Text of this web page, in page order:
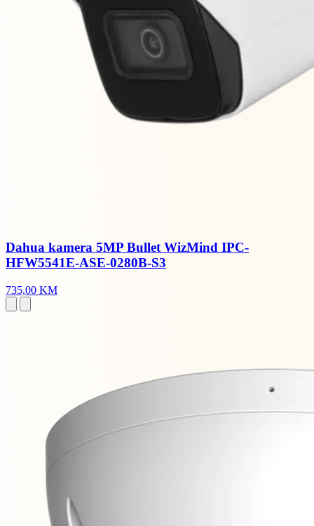
Dahua kamera 5MP Bullet WizMind IPC-
HFW5541E-ASE-0280B-S3
735,00 KM